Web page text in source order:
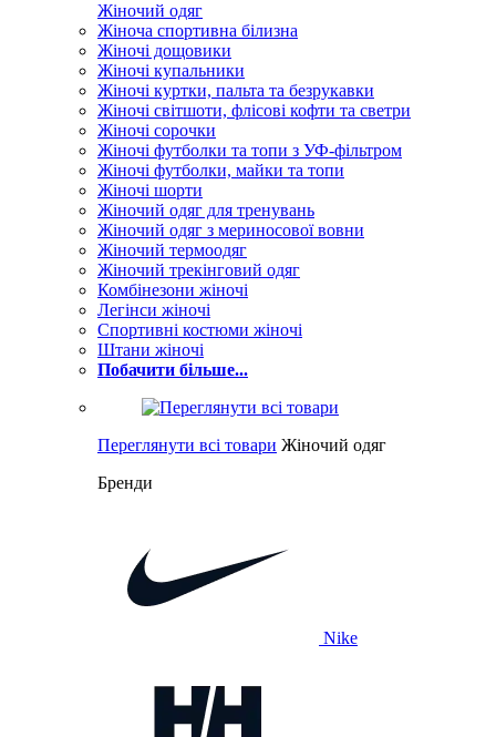
Жіночий одяг
Жіноча спортивна білизна
Жіночі дощовики
Жіночі купальники
Жіночі куртки, пальта та безрукавки
Жіночі світшоти, флісові кофти та светри
Жіночі сорочки
Жіночі футболки та топи з УФ-фільтром
Жіночі футболки, майки та топи
Жіночі шорти
Жіночий одяг для тренувань
Жіночий одяг з мериносової вовни
Жіночий термоодяг
Жіночий трекінговий одяг
Комбінезони жіночі
Легінси жіночі
Спортивні костюми жіночі
Штани жіночі
Побачити більше...
Переглянути всі товари Жіночий одяг
Бренди
Nike